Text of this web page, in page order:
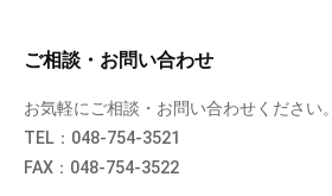
ご相談・お問い合わせ
お気軽にご相談・お問い合わせください。
TEL：048-754-3521
FAX：048-754-3522